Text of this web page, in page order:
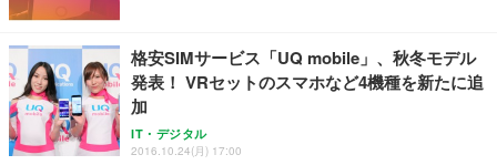
格安SIMサービス「UQ mobile」、秋冬モデル
発表！ VRセットのスマホなど4機種を新たに追
加
IT・デジタル
2016.10.24(月) 17:00